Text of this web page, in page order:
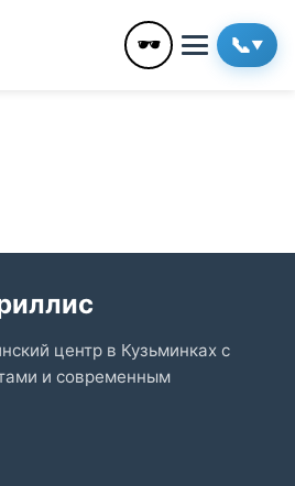
📞▼
🕶️
центр в Кузьминках с
и современным